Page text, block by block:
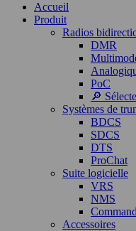
Accueil
Produit
Radios
DMR
PoC
🔎
Systèmes de
BDCS
SDCS
DTS
ProChat
Suite logicielle
VRS
NMS
Accessoires